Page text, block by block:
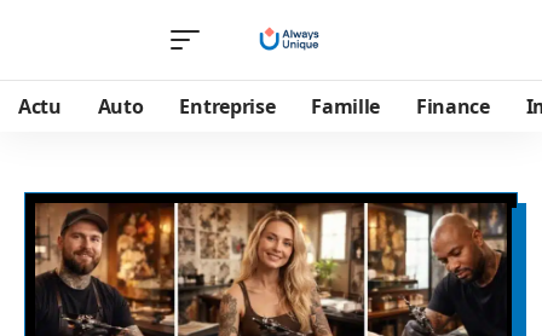
Actu Auto Entreprise Famille Finance